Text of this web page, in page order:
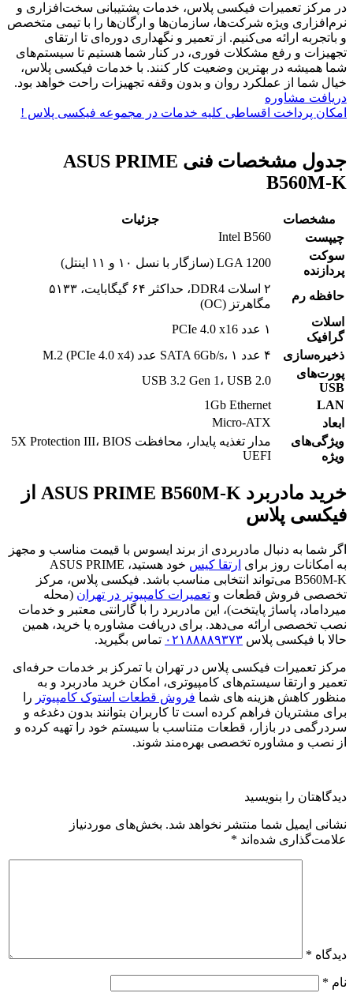
در مرکز تعمیرات فیکسی پلاس، خدمات پشتیبانی سخت‌افزاری و
نرم‌افزاری ویژه شرکت‌ها، سازمان‌ها و ارگان‌ها را با تیمی متخصص
و باتجربه ارائه می‌کنیم. از تعمیر و نگهداری دوره‌ای تا ارتقای
تجهیزات و رفع مشکلات فوری، در کنار شما هستیم تا سیستم‌های
شما همیشه در بهترین وضعیت کار کنند. با خدمات فیکسی پلاس،
خیال شما از عملکرد روان و بدون وقفه تجهیزات راحت خواهد بود.
دریافت مشاوره
امکان پرداخت اقساطی کلیه خدمات در مجموعه فیکسی پلاس !
جدول مشخصات فنی ASUS PRIME
B560M-K
مشخصات
جزئیات
چیپست
Intel B560
سوکت
پردازنده
LGA 1200 (سازگار با نسل ۱۰ و ۱۱ اینتل)
حافظه رم
۲ اسلات DDR4، حداکثر ۶۴ گیگابایت، ۵۱۳۳
مگاهرتز (OC)
اسلات
گرافیک
۱ عدد PCIe 4.0 x16
ذخیره‌سازی
۴ عدد SATA 6Gb/s، ۱ عدد M.2 (PCIe 4.0 x4)
پورت‌های
USB
USB 3.2 Gen 1، USB 2.0
LAN
1Gb Ethernet
ابعاد
Micro-ATX
ویژگی‌های
ویژه
مدار تغذیه پایدار، محافظت 5X Protection III، BIOS
UEFI
خرید مادربرد ASUS PRIME B560M-K از
فیکسی پلاس
اگر شما به دنبال مادربردی از برند ایسوس با قیمت مناسب و مجهز
به امکانات روز برای ارتقا کیس
خود هستید، ASUS PRIME
B560M-K می‌تواند انتخابی مناسب باشد. فیکسی پلاس، مرکز
تخصصی فروش قطعات و تعمیرات کامپیوتر در تهران (محله
میرداماد، پاساژ پایتخت)، این مادربرد را با گارانتی معتبر و خدمات
نصب تخصصی ارائه می‌دهد. برای دریافت مشاوره یا خرید، همین
حالا با فیکسی پلاس ۰۲۱۸۸۸۸۹۳۷۳ تماس بگیرید.
مرکز تعمیرات فیکسی پلاس در تهران با تمرکز بر خدمات حرفه‌ای
تعمیر و ارتقا سیستم‌های کامپیوتری، امکان خرید مادربرد و به
منظور کاهش هزینه های شما فروش قطعات استوک کامپیوتر را
برای مشتریان فراهم کرده است تا کاربران بتوانند بدون دغدغه و
سردرگمی در بازار، قطعات متناسب با سیستم خود را تهیه کرده و
از نصب و مشاوره تخصصی بهره‌مند شوند.
دیدگاهتان را بنویسید
نشانی ایمیل شما منتشر نخواهد شد. بخش‌های موردنیاز
علامت‌گذاری شده‌اند *
دیدگاه *
نام *